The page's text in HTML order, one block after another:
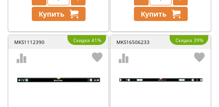
Купить Купить
MKS1112390 Скидка 41% MKS16506233 Скидка 39%